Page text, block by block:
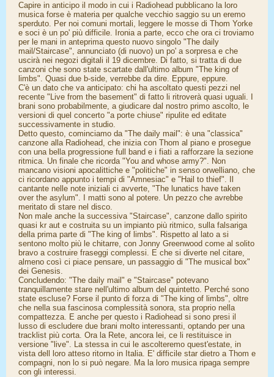
Capire in anticipo il modo in cui i Radiohead pubblicano la loro
musica forse è materia per qualche vecchio saggio su un eremo
sperduto. Per noi comuni mortali, leggere le mosse di Thom Yorke
e soci è un po' più difficile. Ironia a parte, ecco che ora ci troviamo
per le mani in anteprima questo nuovo singolo "The daily
mail/Staircase", annunciato (di nuovo) un po' a sorpresa e che
uscirà nei negozi digitali il 19 dicembre. Di fatto, si tratta di due
canzoni che sono state scartate dall'ultimo album "The king of
limbs". Quasi due b-side, verrebbe da dire. Eppure, eppure.
C'è un dato che va anticipato: chi ha ascoltato questi pezzi nel
recente "Live from the basement" di fatto li ritroverà quasi uguali. I
brani sono probabilmente, a giudicare dal nostro primo ascolto, le
versioni di quel concerto "a porte chiuse" ripulite ed editate
successivamente in studio.
Detto questo, cominciamo da "The daily mail": è una "classica"
canzone alla Radiohead, che inizia con Thom al piano e prosegue
con una bella progressione full band e i fiati a rafforzare la sezione
ritmica. Un finale che ricorda "You and whose army?". Non
mancano visioni apocalittiche e "politiche" in senso orwelliano, che
ci ricordano appunto i tempi di "Amnesiac" e "Hail to thief". Il
cantante nelle note iniziali ci avverte, "The lunatics have taken
over the asylum". I matti sono al potere. Un pezzo che avrebbe
meritato di stare nel disco.
Non male anche la successiva "Staircase", canzone dallo spirito
quasi kr aut e costruita su un impianto più ritmico, sulla falsariga
della prima parte di "The king of limbs". Rispetto al lato a si
sentono molto più le chitarre, con Jonny Greenwood come al solito
bravo a costruire fraseggi complessi. E che si diverte nel citare,
almeno così ci piace pensare, un passaggio di "The musical box"
dei Genesis.
Concludendo: "The daily mail" e "Staircase" potevano
tranquillamente stare nell'ultimo album del quintetto. Perché sono
state escluse? Forse il punto di forza di "The king of limbs", oltre
che nella sua fascinosa complessità sonora, sta proprio nella
compattezza. E anche per questo i Radiohead si sono presi il
lusso di escludere due brani molto interessanti, optando per una
tracklist più corta. Ora la Rete, ancora lei, ce li restituisce in
versione "live". La stessa in cui le ascolteremo quest'estate, in
vista dell loro atteso ritorno in Italia. E' difficile star dietro a Thom e
compagni, non lo si può negare. Ma la loro musica ripaga sempre
con gli interessi.